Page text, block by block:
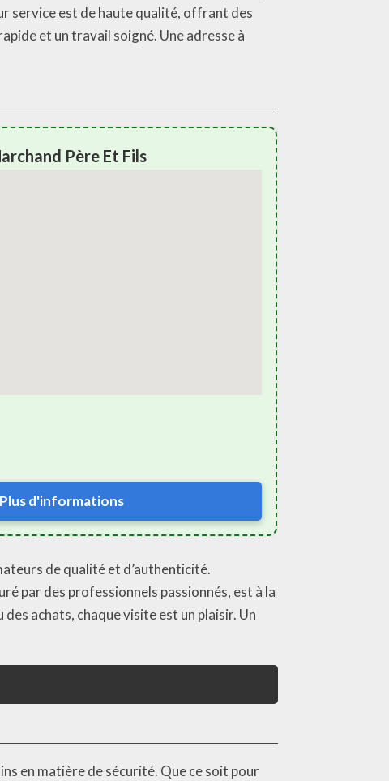
service est de haute qualité, offrant des
et un travail soigné. Une adresse à
Père Et Fils
Plus d'informations
de qualité et d’authenticité.
par des professionnels passionnés, est à la
achats, chaque visite est un plaisir. Un
en matière de sécurité. Que ce soit pour